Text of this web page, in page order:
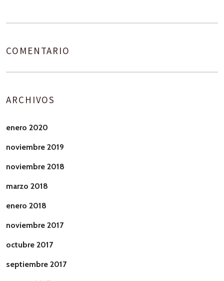
COMENTARIO
ARCHIVOS
enero 2020
noviembre 2019
noviembre 2018
marzo 2018
enero 2018
noviembre 2017
octubre 2017
septiembre 2017